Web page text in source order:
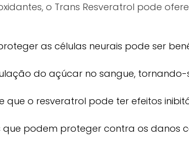
o Trans Resveratrol pode
as células neurais pode ser
do açúcar no sangue, tornando-
que o resveratrol pode ter efeitos
que podem proteger contra os danos